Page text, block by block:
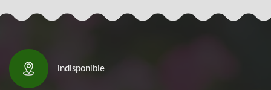
indisponible